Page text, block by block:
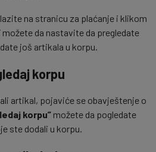
na stranicu za plaćanje i klikom
možete da nastavite da pregledate
još artikala u korpu.
korpu
artikal, pojaviće se obavještenje o
korpu”možete da pogledate
ste dodali u korpu.